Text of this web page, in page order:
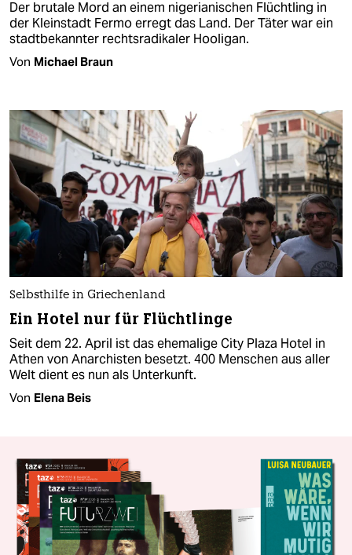
Der brutale Mord an einem nigerianischen Flüchtling in
der Kleinstadt Fermo erregt das Land. Der Täter war ein
stadtbekannter rechtsradikaler Hooligan.
Von Michael Braun
Selbsthilfe in Griechenland
Ein Hotel nur für Flüchtlinge
Seit dem 22. April ist das ehemalige City Plaza Hotel in
Athen von Anarchisten besetzt. 400 Menschen aus aller
Welt dient es nun als Unterkunft.
Von Elena Beis